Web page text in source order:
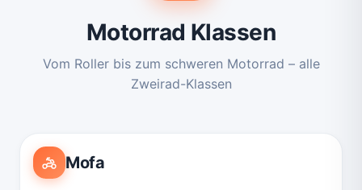
Motorrad Klassen
Vom Roller bis zum schweren Motorrad – alle
Zweirad-Klassen
Mofa